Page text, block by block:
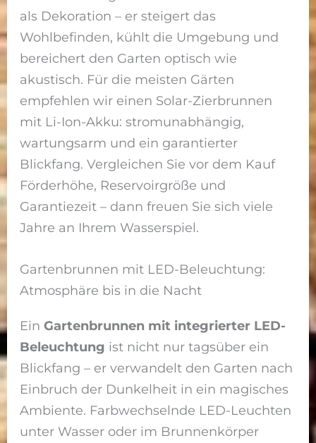
als Dekoration – er steigert das
Wohlbefinden, kühlt die Umgebung und
bereichert den Garten optisch wie
akustisch. Für die meisten Gärten
empfehlen wir einen Solar-Zierbrunnen
mit Li-Ion-Akku: stromunabhängig,
wartungsarm und ein garantierter
Blickfang. Vergleichen Sie vor dem Kauf
Förderhöhe, Reservoirgröße und
Garantiezeit – dann freuen Sie sich viele
Jahre an Ihrem Wasserspiel.
Gartenbrunnen mit LED-Beleuchtung:
Atmosphäre bis in die Nacht
EinGartenbrunnen mit integrierter LED-
Beleuchtung ist nicht nur tagsüber ein
Blickfang – er verwandelt den Garten nach
Einbruch der Dunkelheit in ein magisches
Ambiente. Farbwechselnde LED-Leuchten
unter Wasser oder im Brunnenkörper